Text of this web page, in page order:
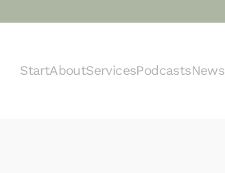
StartAboutServicesPodcastsNews